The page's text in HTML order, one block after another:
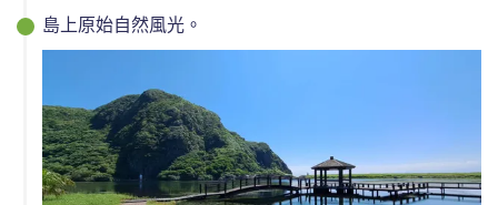
島上原始自然風光。